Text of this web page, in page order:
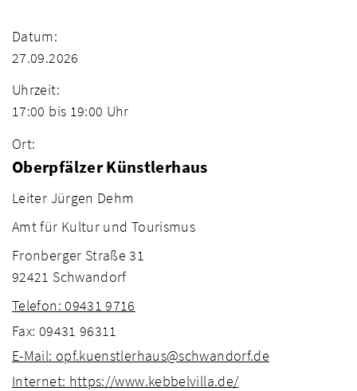
Datum:
27.09.2026
Uhrzeit:
17:00 bis 19:00 Uhr
Ort:
Oberpfälzer Künstlerhaus
Leiter Jürgen Dehm
Amt für Kultur und Tourismus
Fronberger Straße 31
92421 Schwandorf
Telefon: 09431 9716
Fax: 09431 96311
E-Mail: opf.kuenstlerhaus@schwandorf.de
Internet: https://www.kebbelvilla.de/